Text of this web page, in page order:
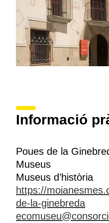
Informació
Poues de la
Museus
Museus d’història
https://
de-la-ginebreda